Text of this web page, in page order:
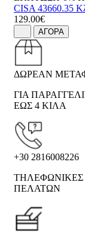
CISA 43660.35
129.00€
ΑΓΟΡΑ
ΔΩΡΕΑΝ
ΓΙΑ
ΕΩΣ 4 ΚΙΛΑ
+30 2816008226
ΤΗΛΕΦΩΝΙΚΕΣ
ΠΕΛΑΤΩΝ